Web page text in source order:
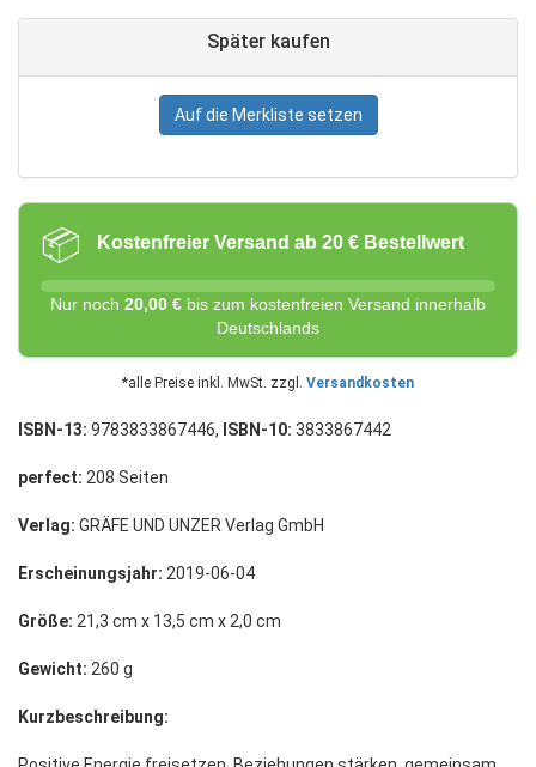
Später kaufen
Auf die Merkliste setzen
📦 Kostenfreier Versand ab 20 € Bestellwert
Nur noch 20,00 € bis zum kostenfreien Versand innerhalb
Deutschlands
*alle Preise inkl. MwSt. zzgl. Versandkosten
ISBN-13: 9783833867446, ISBN-10: 3833867442
perfect: 208 Seiten
Verlag: GRÄFE UND UNZER Verlag GmbH
Erscheinungsjahr: 2019-06-04
Größe: 21,3 cm x 13,5 cm x 2,0 cm
Gewicht: 260 g
Kurzbeschreibung: